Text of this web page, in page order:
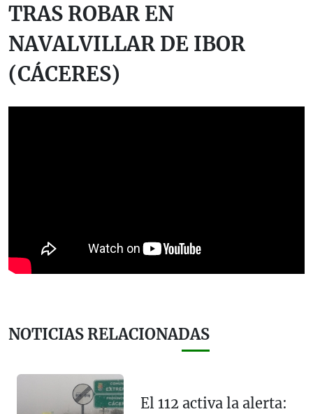
TRAS ROBAR EN
NAVALVILLAR DE IBOR
(CÁCERES)
NOTICIAS RELACIONADAS
El 112 activa la alerta: